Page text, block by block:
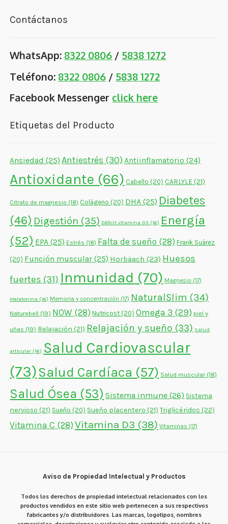
Contáctanos
WhatsApp: 8322 0806 / 5838 1272
Teléfono: 8322 0806 / 5838 1272
Facebook Messenger click here
Etiquetas del Producto
Ansiedad (25) Antiestrés (30)Antiinflamatorio (24)
Antioxidante (66) Cabello (20) CARLYLE(21)
Citrato de magnesio (18) Colágeno (20) DHA (25) Diabetes
(46) Digestión (35) Déficit vitamina D3 (16) Energía
(52) EPA (25) Estrés (18) Falta de sueño (28) Frank Suárez
(20) Función muscular (25) Horbäach (23) Huesos
fuertes (31) Inmunidad (70) Magnesio (17)
Melatonina (16) Memoria y concentración (17) NaturalSlim (34)
Naturebell (19) NOW (28) Nutricost (20) Omega 3 (29) piel y
uñas (19) Relajación (21) Relajación y sueño (33) Salud
articular (16) Salud Cardiovascular
(73)Salud Cardíaca (57) Salud muscular(18)
Salud Ósea (53) Sistema inmune (26) Sistema
nervioso (21) Sueño (20) Sueño placentero (21) Triglicéridos (22)
Vitamina C (28) Vitamina D3 (38) Vitaminas (17)
Aviso de Propiedad Intelectual y Productos
Todos los derechos de propiedad intelectual relacionados con los
productos vendidos en este sitio web pertenecen a sus respectivos
fabricantes y/o distribuidores. Las marcas, logotipos, nombres